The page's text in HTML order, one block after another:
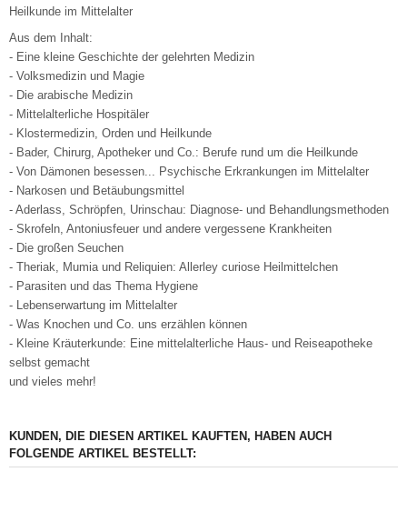
Heilkunde im Mittelalter
Aus dem Inhalt:
- Eine kleine Geschichte der gelehrten Medizin
- Volksmedizin und Magie
- Die arabische Medizin
- Mittelalterliche Hospitäler
- Klostermedizin, Orden und Heilkunde
- Bader, Chirurg, Apotheker und Co.: Berufe rund um die Heilkunde
- Von Dämonen besessen... Psychische Erkrankungen im Mittelalter
- Narkosen und Betäubungsmittel
- Aderlass, Schröpfen, Urinschau: Diagnose- und Behandlungsmethoden
- Skrofeln, Antoniusfeuer und andere vergessene Krankheiten
- Die großen Seuchen
- Theriak, Mumia und Reliquien: Allerley curiose Heilmittelchen
- Parasiten und das Thema Hygiene
- Lebenserwartung im Mittelalter
- Was Knochen und Co. uns erzählen können
- Kleine Kräuterkunde: Eine mittelalterliche Haus- und Reiseapotheke
selbst gemacht
und vieles mehr!
KUNDEN, DIE DIESEN ARTIKEL KAUFTEN, HABEN AUCH
FOLGENDE ARTIKEL BESTELLT: